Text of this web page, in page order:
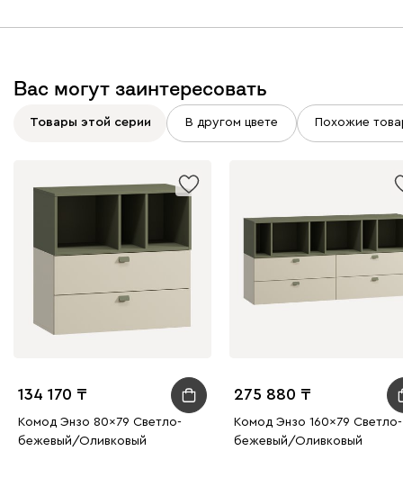
Вас могут заинтересовать
Товары этой серии В другом цвете Похожие
134 170
Комод Энзо 80x79 Светло-
бежевый/Оливковый
275 880
Комод Энзо 160x79 Светло-
бежевый/Оливковый